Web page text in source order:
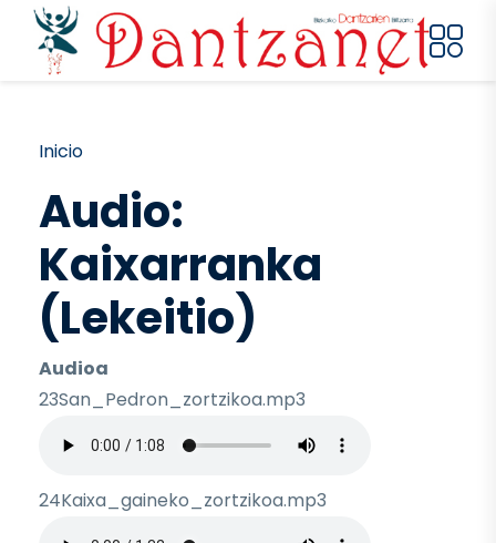
Pasar al contenido principal
Ruta de navegación
Inicio
Audio:
Kaixarranka
(Lekeitio)
Audioa
23San_Pedron_zortzikoa.mp3
24Kaixa_gaineko_zortzikoa.mp3